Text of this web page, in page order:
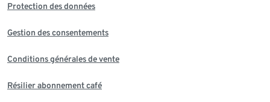
Protection des données
Gestion des consentements
Conditions générales de vente
Résilier abonnement café